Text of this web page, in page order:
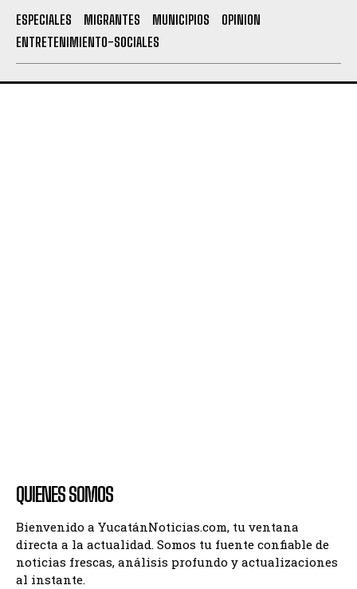
ESPECIALES MIGRANTES MUNICIPIOS
OPINION
ENTRETENIMIENTO-SOCIALES
QUIENES SOMOS
Bienvenido a YucatánNoticias.com, tu ventana
directa a la actualidad. Somos tu fuente confiable de
noticias frescas, análisis profundo y actualizaciones
al instante.